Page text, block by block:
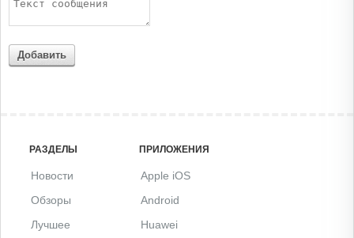
Добавить
РАЗДЕЛЫ
Новости
Обзоры
Лучшее
ПРИЛОЖЕНИЯ
Apple iOS
Android
Huawei